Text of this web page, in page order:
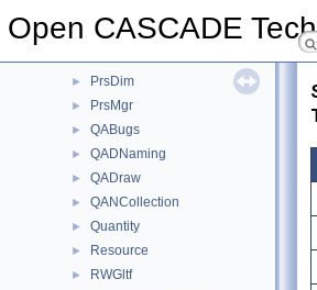
Open CASCADE
ProjLib
► PrsDim
► PrsMgr
► QABugs
► QADNaming
► QADraw
► QANCollection
► Quantity
► Resource
► RWGltf